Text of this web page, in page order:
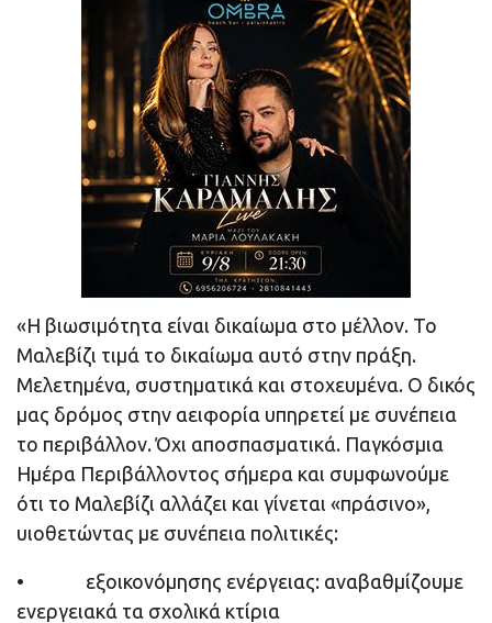
«Η βιωσιμότητα είναι δικαίωμα στο μέλλον. Το
Μαλεβίζι τιμά το δικαίωμα αυτό στην πράξη.
Μελετημένα, συστηματικά και στοχευμένα. Ο δικός
μας δρόμος στην αειφορία υπηρετεί με συνέπεια
το περιβάλλον. Όχι αποσπασματικά. Παγκόσμια
Ημέρα Περιβάλλοντος σήμερα και συμφωνούμε
ότι το Μαλεβίζι αλλάζει και γίνεται «πράσινο»,
υιοθετώντας με συνέπεια πολιτικές:
• εξοικονόμησης ενέργειας: αναβαθμίζουμε
ενεργειακά τα σχολικά κτίρια